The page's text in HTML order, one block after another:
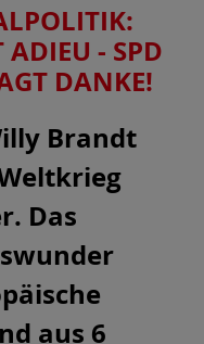
ADIEU - SPD
DANKE!
Brandt
Das
aus 6